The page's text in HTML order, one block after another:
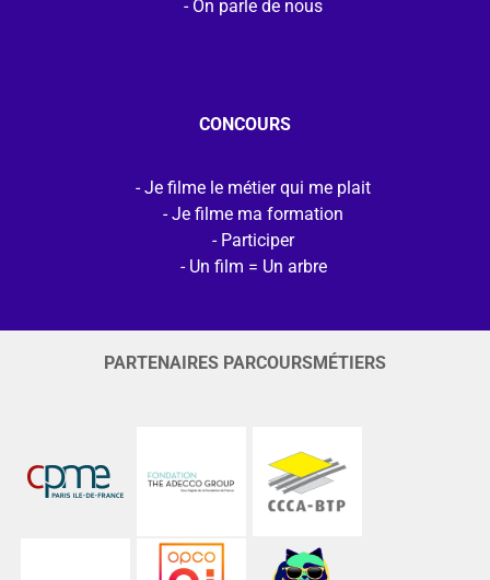
On parle de nous
CONCOURS
Je filme le métier qui me plait
Je filme ma formation
Participer
Un film = Un arbre
PARTENAIRES PARCOURSMÉTIERS